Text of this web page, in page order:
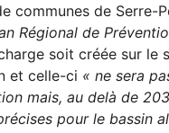
communes de Serre-
Régional de
soit créée sur le
et celle-ci « ne sera
mais, au delà de
pour le bassin